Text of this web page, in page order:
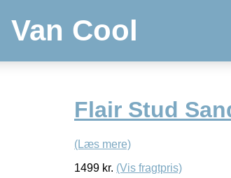
Van Cool
Flair Stud
(Læs mere)
1499 kr. (Vis fragtpris)